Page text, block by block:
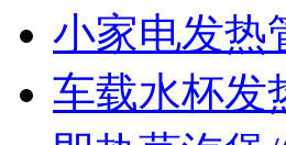
小家电发热
车载水杯发